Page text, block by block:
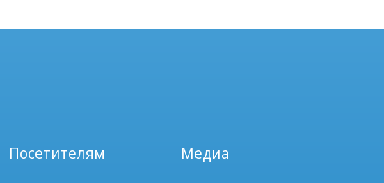
Посетителям Медиа